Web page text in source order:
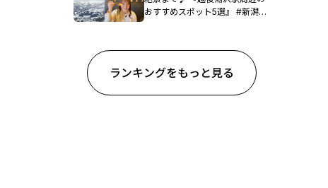
おすすめスポット5選』 #新潟観
ランキングをもっと見る